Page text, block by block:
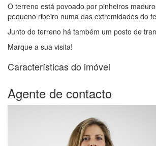
O terreno está povoado por pinheiros
pequeno ribeiro numa das extremidades do
Junto do terreno há também um posto de
Marque a sua visita!
Características do imóvel
Agente de contacto